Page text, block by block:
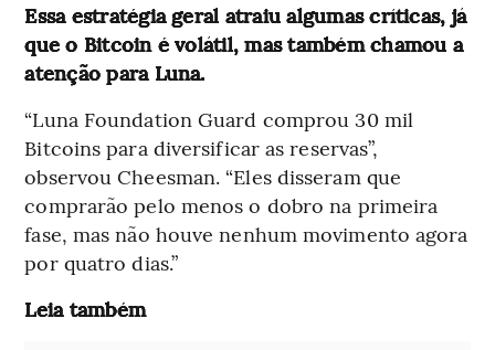
Essa estratégia geral atraiu algumas críticas, já
que o Bitcoin é volátil, mas também chamou a
atenção para Luna.
“Luna Foundation Guard comprou 30 mil
Bitcoins para diversificar as reservas”,
observou Cheesman. “Eles disseram que
comprarão pelo menos o dobro na primeira
fase, mas não houve nenhum movimento agora
por quatro dias.”
Leia também